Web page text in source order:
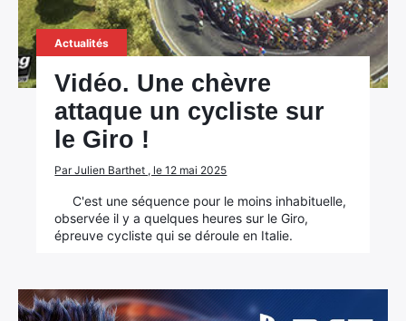
Actualités
Vidéo. Une chèvre
attaque un cycliste sur
le Giro !
Par Julien Barthet , le 12 mai 2025
C'est une séquence pour le moins inhabituelle,
observée il y a quelques heures sur le Giro,
épreuve cycliste qui se déroule en Italie.